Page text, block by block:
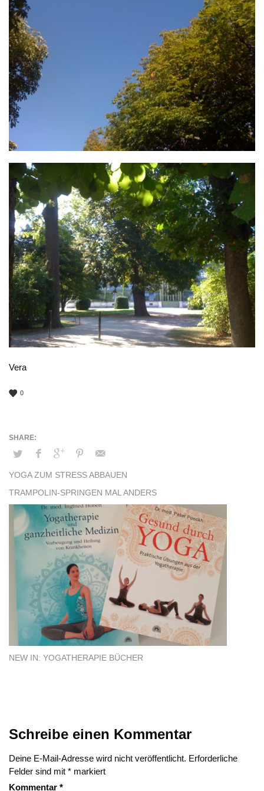
Vera
0
YOGA ZUM STRESS ABBAUEN
TRAMPOLIN-SPRINGEN MAL ANDERS
NEW IN: YOGATHERAPIE BÜCHER
Schreibe einen Kommentar
Deine E-Mail-Adresse wird nicht veröffentlicht. Erforderliche
Felder sind mit * markiert
Kommentar *